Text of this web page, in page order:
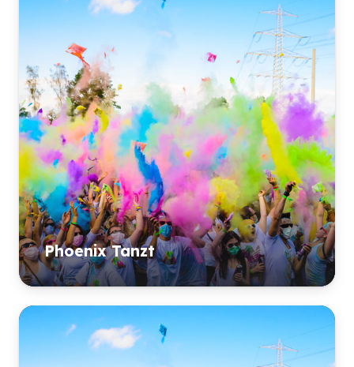
Anklang in der deutschen DJ Szene
finden. UTTINGER steht am Anfang
seiner vielversprechenden DJ-Karriere.
Musikliebhaber können gespannt sein,
was er für uns bereithält.
Phoenix Tanzt